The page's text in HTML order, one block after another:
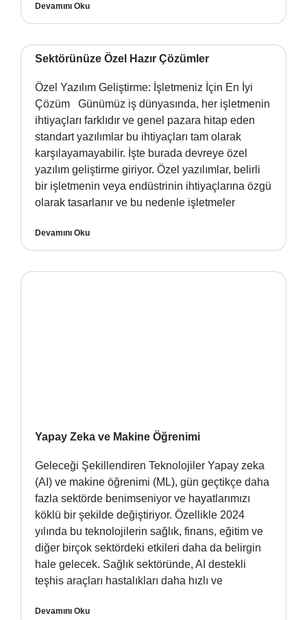
Devamını Oku
Sektörünüze Özel Hazır Çözümler
Özel Yazılım Geliştirme: İşletmeniz İçin En İyi
Çözüm Günümüz iş dünyasında, her işletmenin
ihtiyaçları farklıdır ve genel pazara hitap eden
standart yazılımlar bu ihtiyaçları tam olarak
karşılayamayabilir. İşte burada devreye özel
yazılım geliştirme giriyor. Özel yazılımlar, belirli
bir işletmenin veya endüstrinin ihtiyaçlarına özgü
olarak tasarlanır ve bu nedenle işletmeler
Devamını Oku
Yapay Zeka ve Makine Öğrenimi
Geleceği Şekillendiren Teknolojiler Yapay zeka
(AI) ve makine öğrenimi (ML), gün geçtikçe daha
fazla sektörde benimseniyor ve hayatlarımızı
köklü bir şekilde değiştiriyor. Özellikle 2024
yılında bu teknolojilerin sağlık, finans, eğitim ve
diğer birçok sektördeki etkileri daha da belirgin
hale gelecek. Sağlık sektöründe, AI destekli
teşhis araçları hastalıkları daha hızlı ve
Devamını Oku